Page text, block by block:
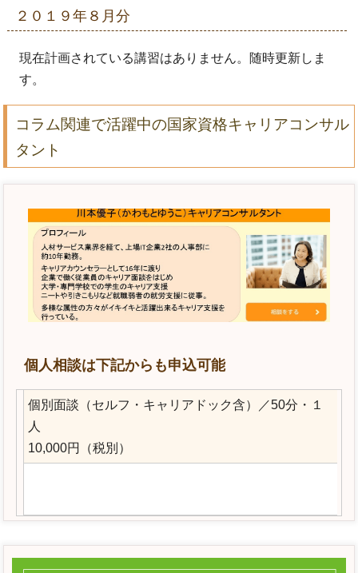
２０１９年８月分
現在計画されている講習はありません。随時更新しま
す。
コラム関連で活躍中の国家資格キャリアコンサル
タント
個人相談は下記からも申込可能
個別面談（セルフ・キャリアドック含）／50分・１
人
10,000円（税別）